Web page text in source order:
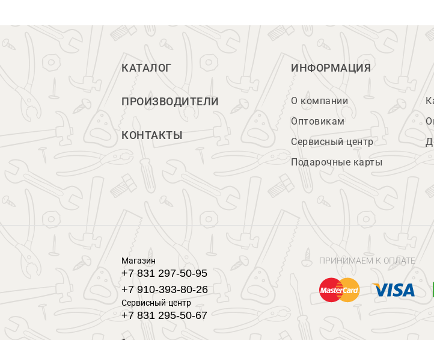
КАТАЛОГ
ПРОИЗВОДИТЕЛИ
КОНТАКТЫ
ИНФОРМАЦИЯ
О компании
Оптовикам
Сервисный центр
Подарочные карты
Магазин
+7 831 297-50-95
+7 910-393-80-26
Сервисный центр
+7 831 295-50-67
ПРИНИМАЕМ К ОПЛАТЕ